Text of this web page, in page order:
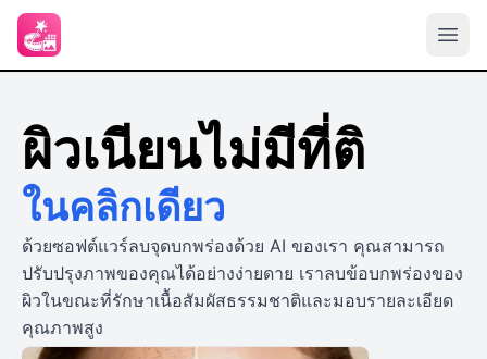
ผิวเนียนไม่มีที่ติ
ในคลิกเดียว
ด้วยซอฟต์แวร์ลบจุดบกพร่องด้วย AI ของเรา คุณสามารถ
ปรับปรุงภาพของคุณได้อย่างง่ายดาย เราลบข้อบกพร่องของ
ผิวในขณะที่รักษาเนื้อสัมผัสธรรมชาติและมอบรายละเอียด
คุณภาพสูง